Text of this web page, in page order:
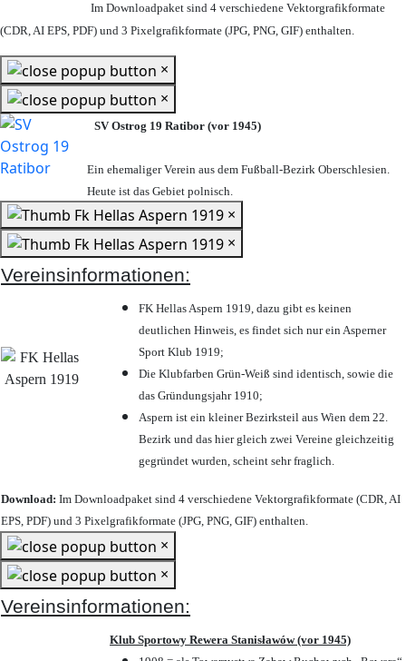
Im Downloadpaket sind 4 verschiedene Vektorgrafikformate
(CDR, AI EPS, PDF) und 3 Pixelgrafikformate (JPG, PNG, GIF) enthalten.
×
×
SV Ostrog 19 Ratibor (vor 1945)
Ein ehemaliger Verein aus dem Fußball-Bezirk Oberschlesien.
Heute ist das Gebiet polnisch.
×
×
Vereinsinformationen:
FK Hellas Aspern 1919, dazu gibt es keinen
deutlichen Hinweis, es findet sich nur ein Asperner
Sport Klub 1919;
Die Klubfarben Grün-Weiß sind identisch, sowie die
das Gründungsjahr 1910;
Aspern ist ein kleiner Bezirksteil aus Wien dem 22.
Bezirk und das hier gleich zwei Vereine gleichzeitig
gegründet wurden, scheint sehr fraglich.
Download: Im Downloadpaket sind 4 verschiedene Vektorgrafikformate (CDR, AI
EPS, PDF) und 3 Pixelgrafikformate (JPG, PNG, GIF) enthalten.
×
×
Vereinsinformationen:
Klub Sportowy Rewera Stanisławów (vor 1945)